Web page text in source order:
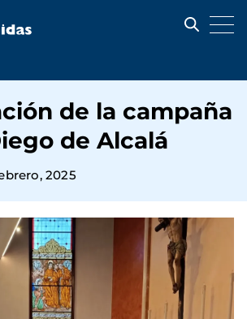
de la campaña
de Alcalá
2025